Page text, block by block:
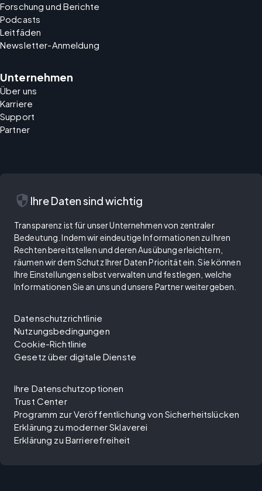
Forschung und Berichte
Podcasts
Leitfäden
Newsletter-Anmeldung
Unternehmen
Über uns
Karriere
Support
Partner
security Ihre Daten sind wichtig
Transparenz ist für unser Unternehmen von zentraler
Bedeutung. Indem wir eindeutige Informationen zu Ihren
Rechten bereitstellen und deren Ausübung erleichtern,
räumen wir dem Schutz Ihrer Daten Priorität ein. Sie können
Ihre Einstellungen selbst verwalten und festlegen, welche
Informationen Sie an uns und unsere Partner weitergeben.
Datenschutzrichtlinie
Nutzungsbedingungen
Cookie-Richtlinie
Gesetz über digitale Dienste
Ihre Datenschutzoptionen
Trust Center
Programm zur Veröffentlichung von Sicherheitslücken
Erklärung zu moderner Sklaverei
Erklärung zu Barrierefreiheit